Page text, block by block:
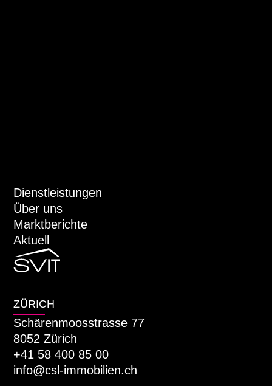
Dienstleistungen
Über uns
Marktberichte
Aktuell
ZÜRICH
Schärenmoosstrasse 77
8052 Zürich
+41 58 400 85 00
info@csl-immobilien.ch